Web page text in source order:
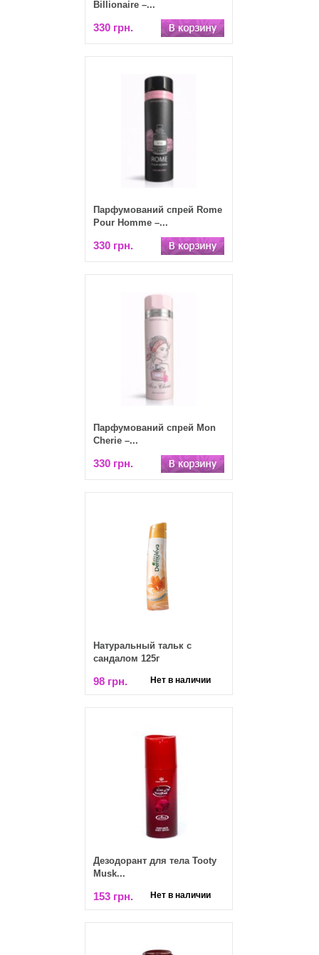
Billionaire –...
330 грн.
Парфумований спрей Rome
Pour Homme –...
330 грн.
Парфумований спрей Mon
Cherie –...
330 грн.
Натуральный тальк с
сандалом 125г
98 грн. Нет в наличии
Дезодорант для тела Tooty
Musk...
153 грн. Нет в наличии